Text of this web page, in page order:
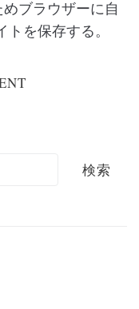
ブラウザーに自
を保存する。
検索